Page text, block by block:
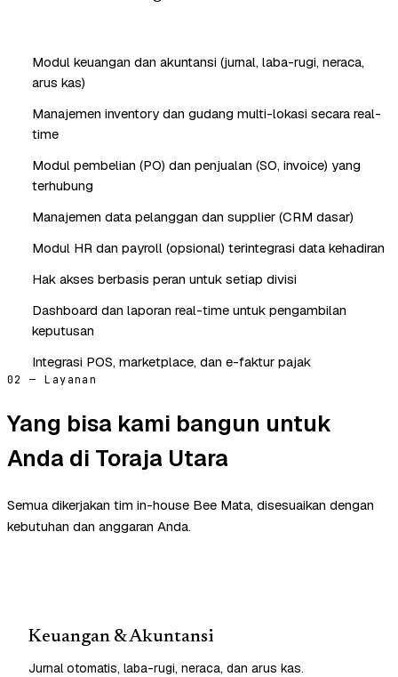
Modul keuangan dan akuntansi (jurnal, laba-rugi, neraca,
arus kas)
Manajemen inventory dan gudang multi-lokasi secara real-
time
Modul pembelian (PO) dan penjualan (SO, invoice) yang
terhubung
Manajemen data pelanggan dan supplier (CRM dasar)
Modul HR dan payroll (opsional) terintegrasi data kehadiran
Hak akses berbasis peran untuk setiap divisi
Dashboard dan laporan real-time untuk pengambilan
keputusan
Integrasi POS, marketplace, dan e-faktur pajak
02 — Layanan
Yang bisa kami bangun untuk
Anda di Toraja Utara
Semua dikerjakan tim in-house Bee Mata, disesuaikan dengan
kebutuhan dan anggaran Anda.
Keuangan & Akuntansi
Jurnal otomatis, laba-rugi, neraca, dan arus kas.